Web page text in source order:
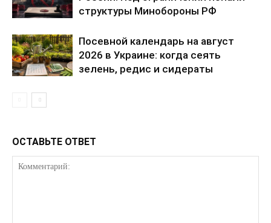
структуры Минобороны РФ
Посевной календарь на август
2026 в Украине: когда сеять
зелень, редис и сидераты
ОСТАВЬТЕ ОТВЕТ